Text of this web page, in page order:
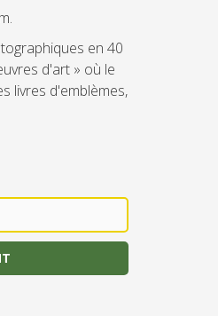
en 40
d'art » où le
livres d'emblèmes,